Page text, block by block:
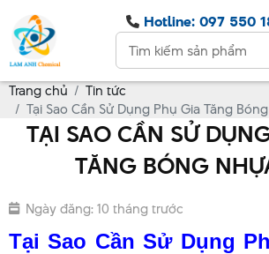
Hotline: 097 550
Trang chủ
Tin tức
Tại Sao Cần Sử Dụng Phụ Gia Tăng
TẠI SAO CẦN SỬ
TĂNG BÓNG
Ngày đăng: 10 tháng trước
Tại Sao Cần Sử Dụng